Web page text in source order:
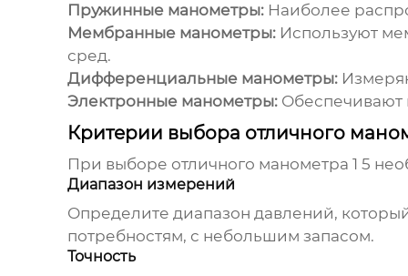
Пружинные манометры:Наиболее
Мембранные манометры:Используют
сред.
Дифференциальные манометры:
Электронные манометры:Обеспечивают
Критерии выбора отличного
При выборе отличного манометра 1 5
Диапазон измерений
Определите диапазон давлений,
потребностям, с небольшим запасом.
Точность